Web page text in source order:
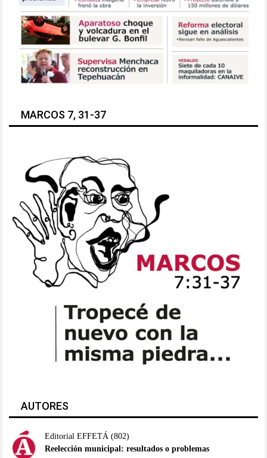
MARCOS 7, 31-37
AUTORES
Editorial EFFETÁ (802)
Reelección municipal: resultados o problemas